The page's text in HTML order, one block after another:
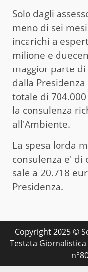
Solo dagli
meno di sei
incarichi a
milione e
maggior parte
dalla
totale di
la consulenza
all'Ambiente.
La spesa lorda
consulenza e' di
sale a 20.718
Presidenza.
Copyright 2025 ©
Testata